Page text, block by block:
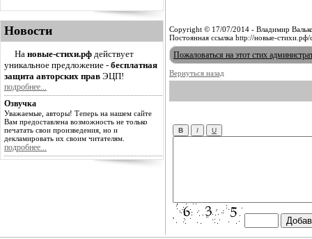
Новости
На новые-стихи.рф действует
уникальное предложение - бесплатная
защита авторских прав ЭЦП!
подробнее...
Озвучка
Уважаемые, авторы! Теперь на нашем сайте
Вам предоставлена возможность не только
печатать свои произведения, но и
декламировать их своим читателям.
подробнее...
Copyright © 17/07/2014 - Владимир
Постоянная ссылка http://новые-стихи.рф/
Пожаловаться на этот стих
Вернуться назад